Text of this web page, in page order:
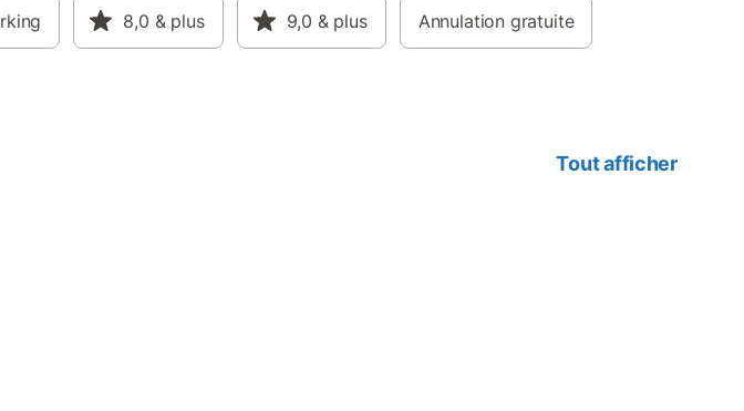
8,0 & plus 9,0 & plus Annulation gratuite
Tout afficher